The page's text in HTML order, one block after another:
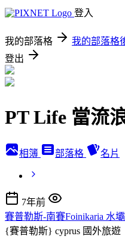
登入
我的部落格 我的部落格
登出
PT Life 當流
相簿 部落格 名片
7年前
賽普勒斯-南賽Foinikaria 水
{賽普勒斯} cyprus 國外旅遊